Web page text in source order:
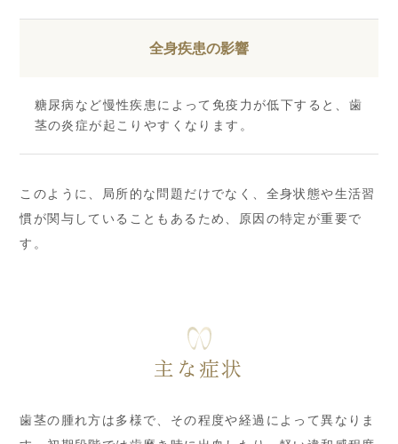
全身疾患の影響
糖尿病など慢性疾患によって免疫力が低下すると、歯
茎の炎症が起こりやすくなります。
このように、局所的な問題だけでなく、全身状態や生活習
慣が関与していることもあるため、原因の特定が重要で
す。
主な症状
歯茎の腫れ方は多様で、その程度や経過によって異なりま